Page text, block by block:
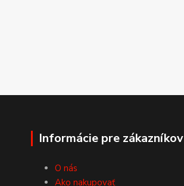
Informácie pre zákazníkov
O nás
Ako nakupovať